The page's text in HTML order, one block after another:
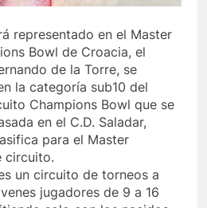
representado en el Master
Bowl de Croacia, el
de la Torre, se
la categoría sub10 del
Champions Bowl que se
en el C.D. Saladar,
para el Master
circuito.
un circuito de torneos a
jugadores de 9 a 16